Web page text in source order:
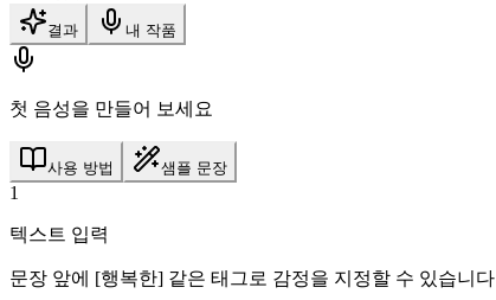
결과 내 작품
첫 음성을 만들어 보세요
사용 방법 샘플 문장
1
텍스트 입력
문장 앞에 [행복한] 같은 태그로 감정을 지정할 수 있습니다